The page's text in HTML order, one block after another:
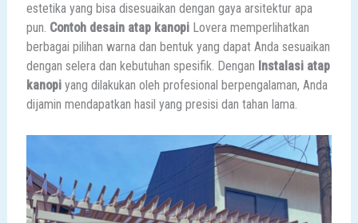
estetika yang bisa disesuaikan dengan gaya arsitektur apa
pun. Contoh desain atap kanopiLovera memperlihatkan
berbagai pilihan warna dan bentuk yang dapat Anda sesuaikan
dengan selera dan kebutuhan spesifik. Dengan Instalasi atap
kanopiyang dilakukan oleh profesional berpengalaman, Anda
dijamin mendapatkan hasil yang presisi dan tahan lama.